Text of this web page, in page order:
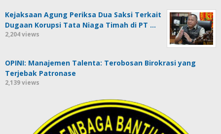
Kejaksaan Agung Periksa Dua Saksi Terkait
Dugaan Korupsi Tata Niaga Timah di PT …
2,204 views
OPINI: Manajemen Talenta: Terobosan Birokrasi yang
Terjebak Patronase
2,139 views